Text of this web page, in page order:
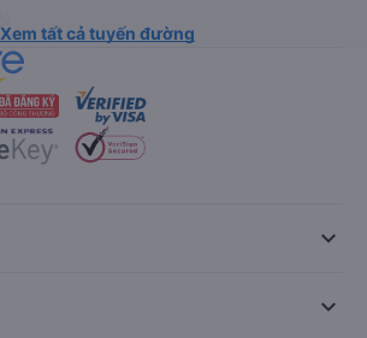
Xem tất cả tuyến đường
keyboard_arrow_down
keyboard_arrow_down